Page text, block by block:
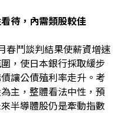
待，內需類股較佳
春鬥談判結果使薪資增速
，使日本銀行採取緩步
讓公債殖利率走升。考
主，整體看法中性，預
半導體股仍是牽動指數